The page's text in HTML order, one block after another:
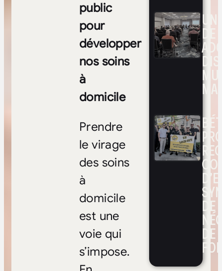
DE
DE
DE
FOI
public
pour
développer
nos soins
à
domicile
Prendre
le virage
des soins
à
domicile
est une
voie qui
s’impose.